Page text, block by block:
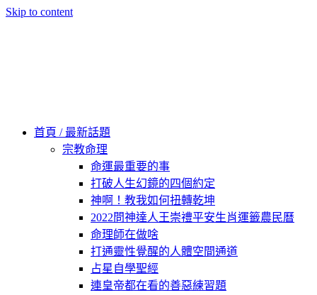
Skip to content
首頁 / 最新話題
宗教命理
命運最重要的事
打破人生幻鏡的四個約定
神啊！教我如何扭轉乾坤
2022問神達人王崇禮平安生肖運籤農民曆
命理師在做啥
打通靈性覺醒的人體空間通道
占星自學聖經
連皇帝都在看的善惡練習題